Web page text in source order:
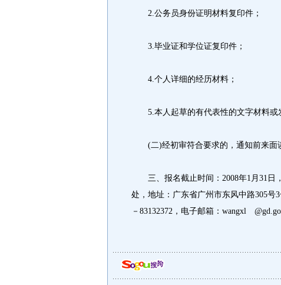
2.公务员身份证明材料复印件；
3.毕业证和学位证复印件；
4.个人详细的经历材料；
5.本人起草的有代表性的文字材料或
(二)经初审符合要求的，通知前来面
三、报名截止时间：2008年1月31日
处，地址：广东省广州市东风中路305号
－83132372，电子邮箱：wangxl